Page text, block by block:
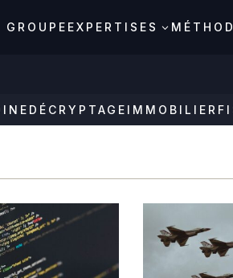
GROUPE EXPERTISES 3
DÉCRYPTAGE IMMOBILIER